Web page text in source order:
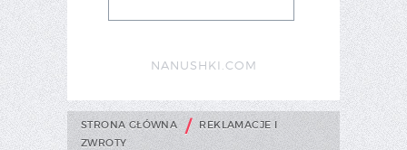
NANUSHKI.COM
STRONA GŁÓWNA /
REKLAMACJE I
ZWROTY